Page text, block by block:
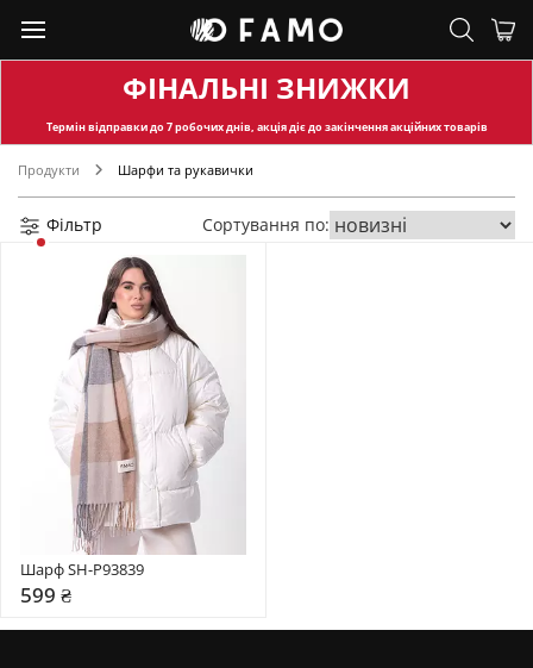
ФІНАЛЬНІ ЗНИЖКИ
Термін відправкидо 7 робочих днів, акція діє до закінчення акційних товарів
Продукти Шарфи та рукавички
Фільтр Сортування по:
Шарф SH-P93839
599 ₴